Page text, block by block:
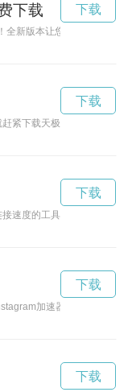
下载
全新版本让您的网络加速更
下载
紧下载天极加速器吧！它
下载
速度的工具，在破解版的
下载
加速器免费版为用户
下载
下载